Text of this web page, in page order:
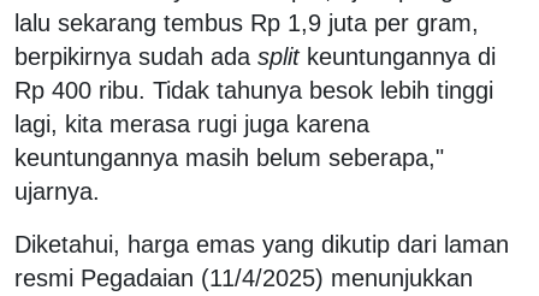
lalu sekarang tembus Rp 1,9 juta per gram,
berpikirnya sudah ada splitkeuntungannya di
Rp 400 ribu. Tidak tahunya besok lebih tinggi
lagi, kita merasa rugi juga karena
keuntungannya masih belum seberapa,"
ujarnya.
Diketahui, harga emas yang dikutip dari laman
resmi Pegadaian (11/4/2025) menunjukkan